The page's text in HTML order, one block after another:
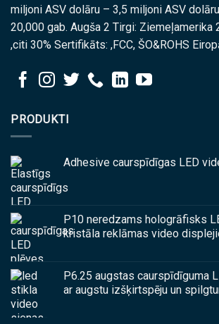
miljoni ASV dolāru – 3,5 miljoni ASV
20,000 gab. Augša 2 Tirgi: Ziemeļamerika
,citi 30% Sertifikāts: ,FCC, ŠO&ROHS
PRODUKTI
Adhesive caurspīdīgas LED
P10 neredzams hologrāfisks
kristāla reklāmas video
P6.25 augstas caurspīdīguma
ar augstu izšķirtspēju un